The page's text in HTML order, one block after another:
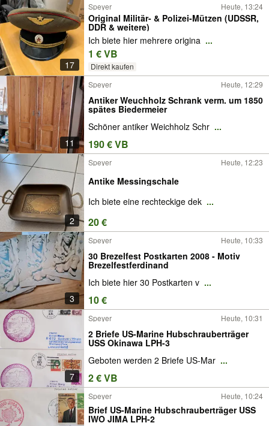
17
Speyer Heute, 13:24
Original Militär- & Polizei-Mützen (UDSSR,
DDR & weitere)
Ich biete hier mehrere origina ...
1 € VB
Direkt kaufen
11
Speyer Heute, 12:29
Antiker Weuchholz Schrank verm. um 1850
spätes Biedermeier
Schöner antiker Weichholz Schr ...
190 € VB
2
Speyer Heute, 12:23
Antike Messingschale
Ich biete eine rechteckige dek ...
20 €
3
Speyer Heute, 10:33
30 Brezelfest Postkarten 2008 - Motiv
Brezelfestferdinand
Ich biete hier 30 Postkarten v ...
10 €
7
Speyer Heute, 10:31
2 Briefe US-Marine Hubschrauberträger
USS Okinawa LPH-3
Geboten werden 2 Briefe US-Mar ...
2 € VB
Speyer Heute, 10:24
Brief US-Marine Hubschrauberträger USS
IWO JIMA LPH-2